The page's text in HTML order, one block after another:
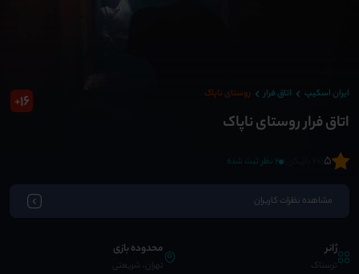
ایران اسکیپ اتاق فرار روستای ناپاک
اتاق فرار روستای ناپاک
16
+
5 2 نظر ثبت شده
مشاهده نظرات کاربران
ژانر
ترسناک
محدوده بازی
تهران، شریعتی